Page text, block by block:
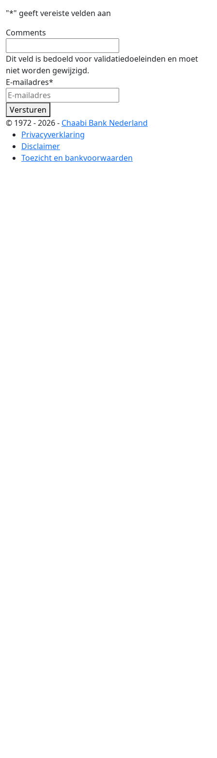
"*" geeft vereiste velden aan
Comments
Dit veld is bedoeld voor validatiedoeleinden en moet
niet worden gewijzigd.
E-mailadres*
Versturen
© 1972 - 2026 - Chaabi Bank Nederland
Privacyverklaring
Disclaimer
Toezicht en bankvoorwaarden